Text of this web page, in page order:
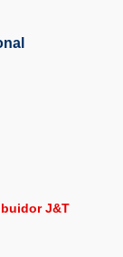
J&T